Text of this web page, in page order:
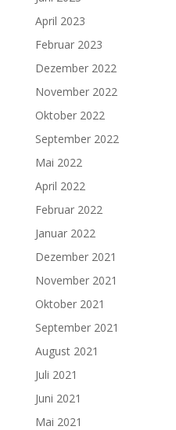
April 2023
Februar 2023
Dezember 2022
November 2022
Oktober 2022
September 2022
Mai 2022
April 2022
Februar 2022
Januar 2022
Dezember 2021
November 2021
Oktober 2021
September 2021
August 2021
Juli 2021
Juni 2021
Mai 2021